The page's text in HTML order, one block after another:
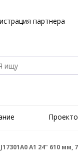
партнера
A1 24" 610 мм,